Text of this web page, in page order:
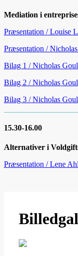
Mediation i
Præsentation / Louise
Præsentation /
Bilag 1 / Nicholas
Bilag 2 / Nicholas
Bilag 3 / Nicholas
15.30-16.00
Alternativer i
Præsentation / Lene